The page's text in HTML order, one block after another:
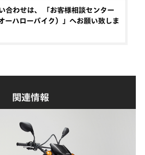
合わせは、 「お客様相談センター
ハローバイク）」へお願い致しま
関連情報